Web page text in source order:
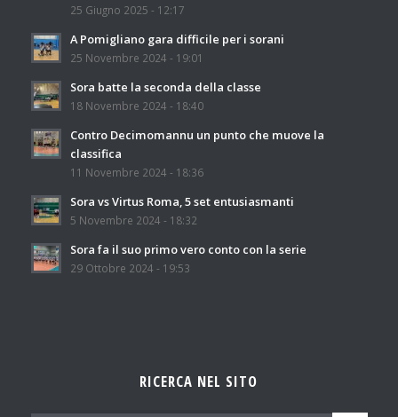
25 Giugno 2025 - 12:17
A Pomigliano gara difficile per i sorani
25 Novembre 2024 - 19:01
Sora batte la seconda della classe
18 Novembre 2024 - 18:40
Contro Decimomannu un punto che muove la
classifica
11 Novembre 2024 - 18:36
Sora vs Virtus Roma, 5 set entusiasmanti
5 Novembre 2024 - 18:32
Sora fa il suo primo vero conto con la serie
29 Ottobre 2024 - 19:53
RICERCA NEL SITO